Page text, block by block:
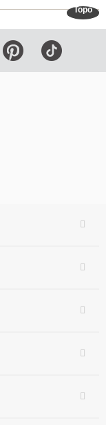
Topo